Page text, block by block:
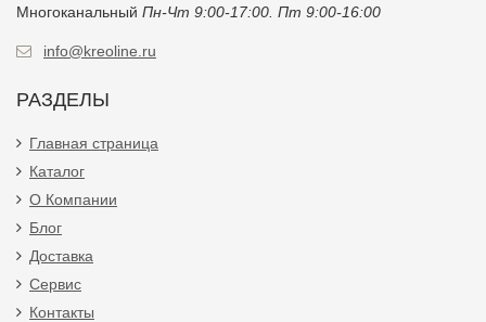
Многоканальный Пн-Чт 9:00-17:00. Пт 9:00-16:00
info@kreoline.ru
РАЗДЕЛЫ
Главная страница
Каталог
О Компании
Блог
Доставка
Сервис
Контакты